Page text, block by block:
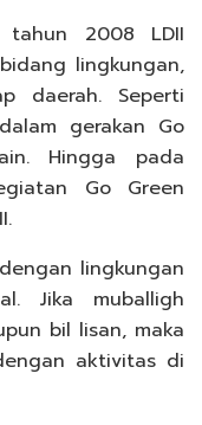
tahun 2008 LDII
lingkungan,
daerah. Seperti
gerakan Go
Hingga pada
Go Green
lingkungan
Jika muballigh
bil lisan, maka
aktivitas di